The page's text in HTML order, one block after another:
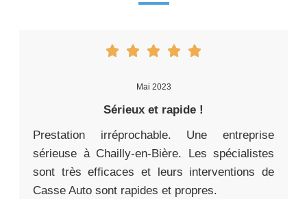
Mai 2023
Sérieux et rapide !
Prestation irréprochable. Une entreprise
sérieuse à Chailly-en-Bière. Les spécialistes
sont très efficaces et leurs interventions de
Casse Auto sont rapides et propres.